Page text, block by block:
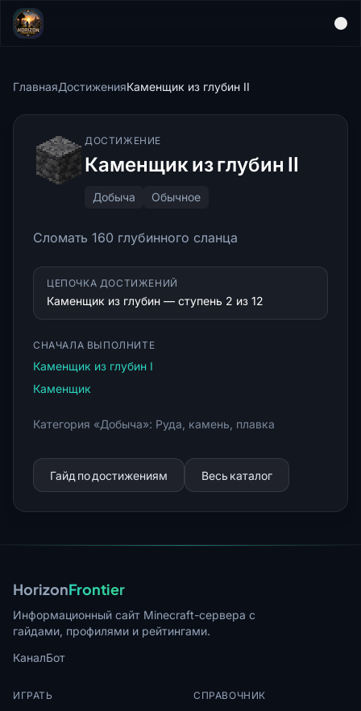
ГлавнаяДостиженияКаменщик из глубин II
ДОСТИЖЕНИЕ
Каменщик из глубин II
Добыча Обычное
Сломать 160 глубинного сланца
ЦЕПОЧКА ДОСТИЖЕНИЙ
Каменщик из глубин — ступень 2 из 12
СНАЧАЛА ВЫПОЛНИТЕ
Каменщик из глубин I
Каменщик
Категория «Добыча»: Руда, камень, плавка
Гайд по достижениям Весь каталог
HorizonFrontier
Информационный сайт Minecraft-сервера с
гайдами, профилями и рейтингами.
КаналБот
ИГРАТЬ СПРАВОЧНИК